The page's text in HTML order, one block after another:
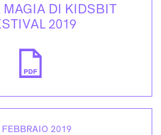
MAGIA DI KIDSBIT
2019
FEBBRAIO 2019